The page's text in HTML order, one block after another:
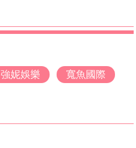
強妮娛樂 寬魚國際